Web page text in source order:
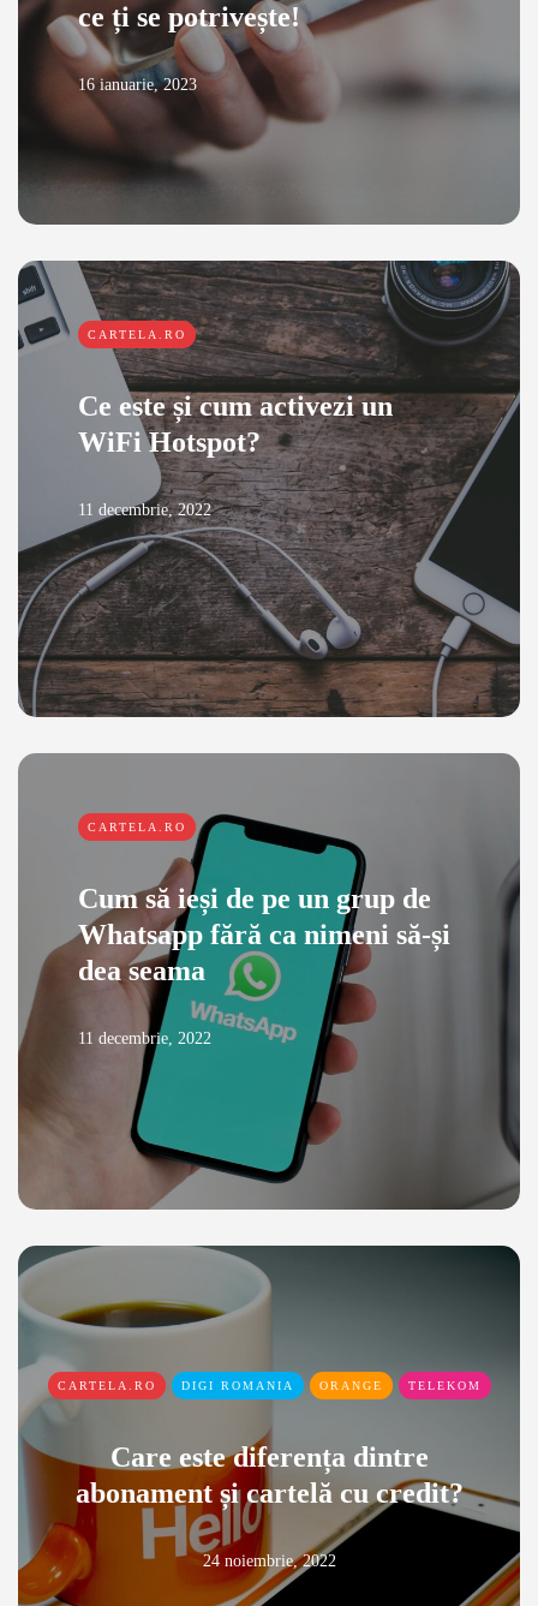
ce ți se potrivește!
16 ianuarie, 2023
CARTELA.RO
Ce este și cum activezi un
WiFi Hotspot?
11 decembrie, 2022
CARTELA.RO
Cum să ieși de pe un grup de
Whatsapp fără ca nimeni să-și
dea seama
11 decembrie, 2022
CARTELA.RO DIGI ROMANIA ORANGE TELEKOM
Care este diferența dintre
abonament și cartelă cu credit?
24 noiembrie, 2022